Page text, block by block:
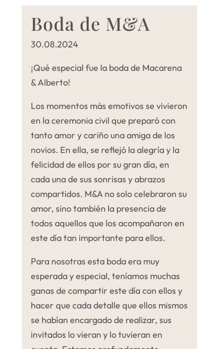
Boda de M&A
30.08.2024
¡Qué especial fue la boda de Macarena
& Alberto!
Los momentos más emotivos se vivieron
en la ceremonia civil que preparó con
tanto amor y cariño una amiga de los
novios. En ella, se reflejó la alegría y la
felicidad de ellos por su gran día, en
cada una de sus sonrisas y abrazos
compartidos. M&A no solo celebraron su
amor, sino también la presencia de
todos aquellos que los acompañaron en
este día tan importante para ellos.
Para nosotras esta boda era muy
esperada y especial, teníamos muchas
ganas de compartir este día con ellos y
hacer que cada detalle que ellos mismos
se habían encargado de realizar, sus
invitados lo vieran y lo tuvieran en